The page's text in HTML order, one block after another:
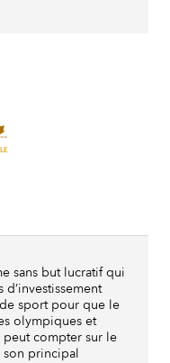
sans but lucratif qui
sport pour que le
olympiques et
compter sur le
son principal